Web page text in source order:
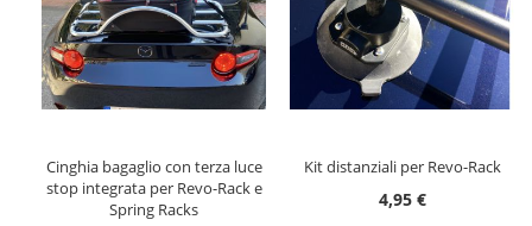
Cinghia bagaglio con terza luce
stop integrata per Revo-Rack e
Spring Racks
Kit distanziali per Revo-Rack
4,95 €